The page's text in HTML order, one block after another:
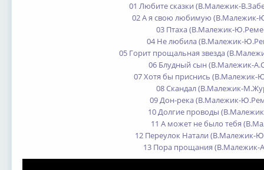
01 Любите сказки (В.Малежик-
02 А я свою любимую (В.Малежик-
03 Птаха (В.Малежик-
04 Не любила (В.Малежик-
05 Горит прощальная звезда
06 Блудный сын (В.Малежик-
07 Хотя бы приснись (В.Малежик-
08 Скандал (В.Малежик-
09 Дон-река (В.Малежик-
10 Долгие проводы
11 А может не было тебя
12 Переулок Натали (В.Малежик-
13 Пора прощания (В.Малежик-